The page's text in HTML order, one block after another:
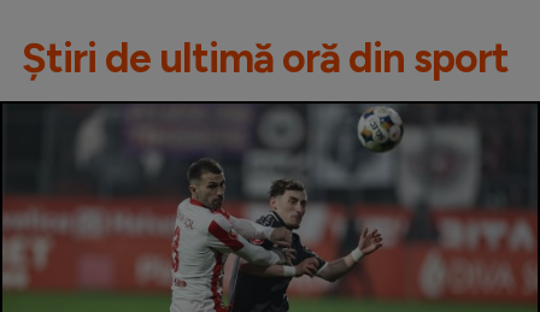
Știri de ultimă oră din sport